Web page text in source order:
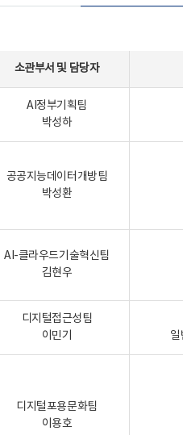
소관부서 및 담당자
AI정부기획팀
박성하
공공지능데이터개방팀
박성환
AI-클라우드기술혁신팀
김현우
디지털접근성팀
이민기
디지털포용문화팀
이용호